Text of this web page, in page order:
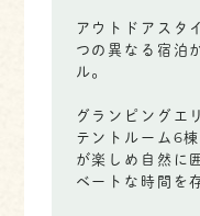
アウトドアスタ
つの異なる宿泊
ル。
グランピングエ
テントルーム6
が楽しめ自然に
ベートな時間を